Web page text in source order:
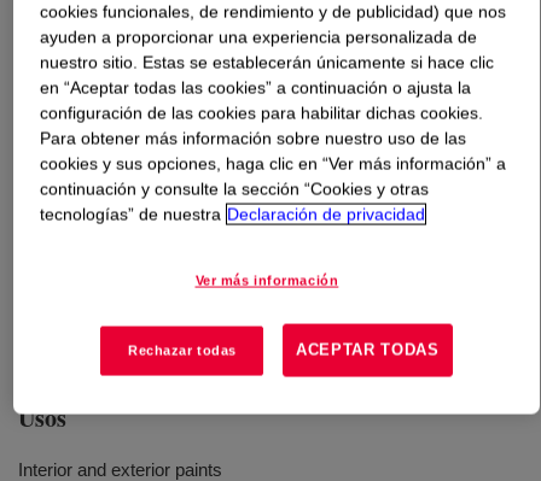
neutralized with a base, each emulsion particle swells
greatly. The emulsion clarifies under these conditions
and becomes highly viscous. It is effective in improving
low shear rate (Brookfield) viscosity, resulting in paints
that have highly shear thinning characteristics. Paints
formulated with ACRYSOL ASE 60ER Thickener as a
sole thickener offer a high yield value or gel structure.
This structure develops upon removal of shear; hence it
textured paints. Other benefits to the paint manufacturer
molecular weight cellulosic thickeners.
Usos
Interior and exterior paints
cookies funcionales, de rendimiento y de publicidad) que nos
ayuden a proporcionar una experiencia personalizada de
nuestro sitio. Estas se establecerán únicamente si hace clic
en “Aceptar todas las cookies” a continuación o ajusta la
configuración de las cookies para habilitar dichas cookies.
Para obtener más información sobre nuestro uso de las
cookies y sus opciones, haga clic en “Ver más información” a
continuación y consulte la sección “Cookies y otras
tecnologías” de nuestra Declaración de privacidad
Ver más información
Rechazar todas ACEPTAR TODAS